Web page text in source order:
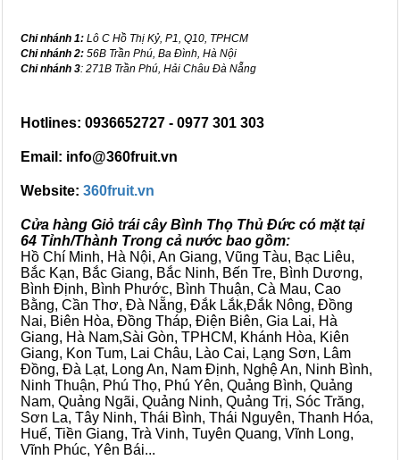
Chi nhánh 1: Lô C Hồ Thị Kỷ, P1, Q10, TPHCM
Chi nhánh 2: 56B Trần Phú, Ba Đình, Hà Nội
Chi nhánh 3: 271B Trần Phú, Hải Châu Đà Nẵng
Hotlines: 0936652727 - 0977 301 303
Email: info@360fruit.vn
Website: 360fruit.vn
Cửa hàng Giỏ trái cây Bình Thọ Thủ Đức có mặt tại
64 Tỉnh/Thành Trong cả nước bao gồm:
Hồ Chí Minh, Hà Nội, An Giang, Vũng Tàu, Bạc Liêu,
Bắc Kạn, Bắc Giang, Bắc Ninh, Bến Tre, Bình Dương,
Bình Định, Bình Phước, Bình Thuận, Cà Mau, Cao
Bằng, Cần Thơ, Đà Nẵng, Đắk Lắk,Đắk Nông, Đồng
Nai, Biên Hòa, Đồng Tháp, Điện Biên, Gia Lai, Hà
Giang, Hà Nam,Sài Gòn, TPHCM, Khánh Hòa, Kiên
Giang, Kon Tum, Lai Châu, Lào Cai, Lạng Sơn, Lâm
Đồng, Đà Lạt, Long An, Nam Định, Nghệ An, Ninh Bình,
Ninh Thuận, Phú Thọ, Phú Yên, Quảng Bình, Quảng
Nam, Quảng Ngãi, Quảng Ninh, Quảng Trị, Sóc Trăng,
Sơn La, Tây Ninh, Thái Bình, Thái Nguyên, Thanh Hóa,
Huế, Tiền Giang, Trà Vinh, Tuyên Quang, Vĩnh Long,
Vĩnh Phúc, Yên Bái...